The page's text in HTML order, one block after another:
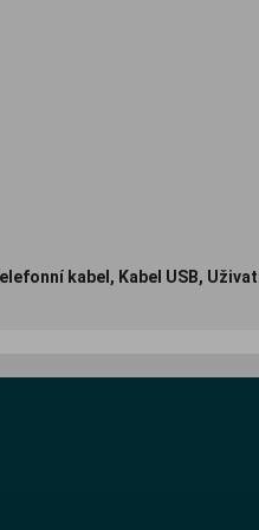
kabel, Kabel USB,